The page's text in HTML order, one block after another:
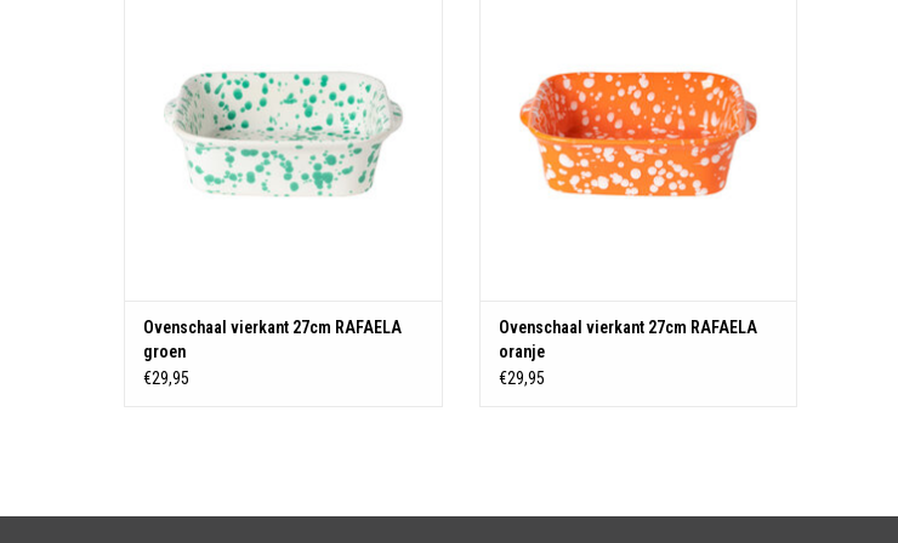
Ovenschaal vierkant 27cm RAFAELA
groen
€29,95
Ovenschaal vierkant 27cm RAFAELA
oranje
€29,95